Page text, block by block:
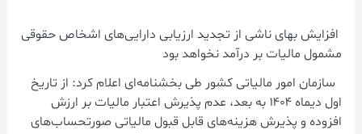
خواهد
ر
ا
ی
:
افزایش بهای ناشی از تجدید ارزیابی دارایی‌های اشخاص حقوقی
مشمول مالیات بر درآمد نخواهد بود
سازمان امور مالیاتی کشور طی بخشنامه‌ای اعلام کرد: از تاریخ
اول دیماه ۱۴۰۴ به بعد، عدم پذیرش اعتبار مالیات بر ارزش
افزوده و پذیرش هزینه‌های قابل قبول مالیاتی صورتحساب‌های